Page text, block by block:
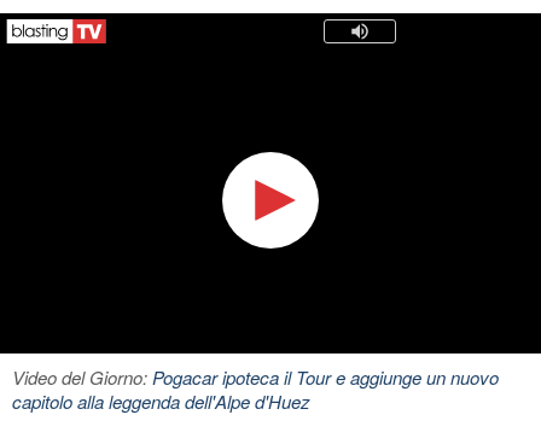
Video del Giorno:Pogacar ipoteca il Tour e aggiunge un nuovo
capitolo alla leggenda dell'Alpe d'Huez